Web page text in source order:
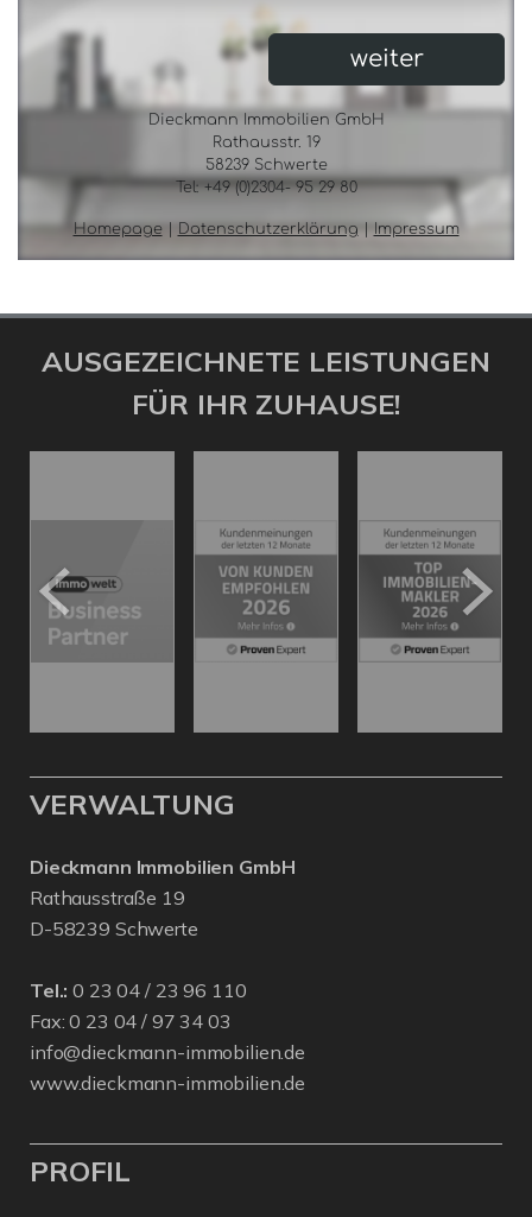
AUSGEZEICHNETE LEISTUNGEN
FÜR IHR ZUHAUSE!
VERWALTUNG
Dieckmann Immobilien GmbH
Rathausstraße 19
D-58239 Schwerte
Tel.: 0 23 04 / 23 96 110
Fax: 0 23 04 / 97 34 03
info@dieckmann-immobilien.de
www.dieckmann-immobilien.de
PROFIL